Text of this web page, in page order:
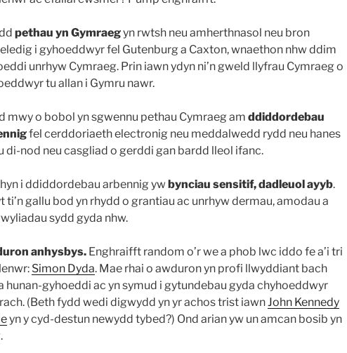
pethau yn Gymraegyn rwtsh neu amherthnasol neu bron
i gyhoeddwyr fel Gutenburg a Caxton, wnaethon nhw ddim
unrhyw Cymraeg. Prin iawn ydyn ni’n gweld llyfrau Cymraeg o
tu allan i Gymru nawr.
mwy o bobol yn sgwennu pethau Cymraeg am ddiddordebau
fel cerddoriaeth electronig neu meddalwedd rydd neu hanes
di-nod neu casgliad o gerddi gan bardd lleol ifanc.
i ddiddordebau arbennig yw bynciau sensitif, dadleuol ayyb.
ti’n gallu bod yn rhydd o grantiau ac unrhyw dermau, amodau a
sydd gyda nhw.
anhysbys. Enghraifft random o’r we a phob lwc iddo fe a’i tri
Simon Dyda. Mae rhai o awduron yn profi llwyddiant bach
hunan-gyhoeddi ac yn symud i gytundebau gyda chyhoeddwyr
(Beth fydd wedi digwydd yn yr achos trist iawn John Kennedy
yn y cyd-destun newydd tybed?) Ond arian yw un amcan bosib yn